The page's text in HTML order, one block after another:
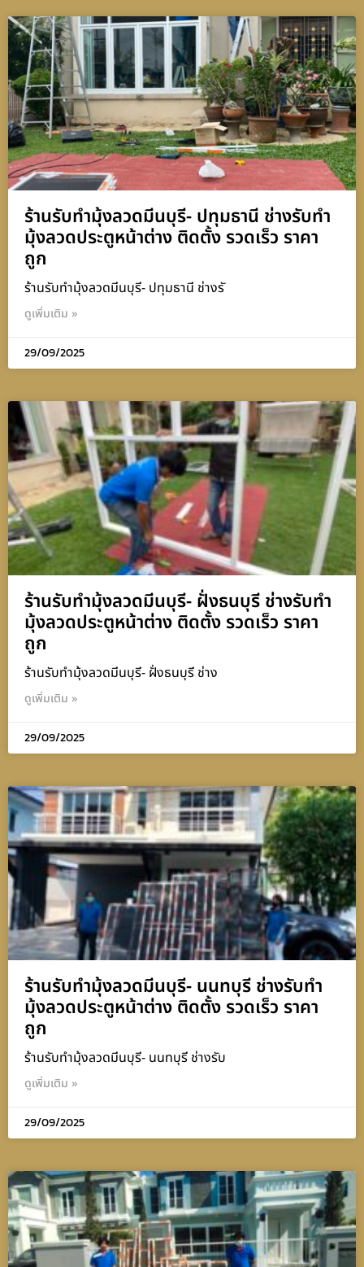
ร้านรับทำมุ้งลวดมีนบุรี- ปทุมธานี ช่างรับทำ
มุ้งลวดประตูหน้าต่าง ติดตั้ง รวดเร็ว ราคา
ถูก
ร้านรับทำมุ้งลวดมีนบุรี- ปทุมธานี ช่างรั
ดูเพิ่มเติม »
29/09/2025
ร้านรับทำมุ้งลวดมีนบุรี- ฝั่งธนบุรี ช่างรับทำ
มุ้งลวดประตูหน้าต่าง ติดตั้ง รวดเร็ว ราคา
ถูก
ร้านรับทำมุ้งลวดมีนบุรี- ฝั่งธนบุรี ช่าง
ดูเพิ่มเติม »
29/09/2025
ร้านรับทำมุ้งลวดมีนบุรี- นนทบุรี ช่างรับทำ
มุ้งลวดประตูหน้าต่าง ติดตั้ง รวดเร็ว ราคา
ถูก
ร้านรับทำมุ้งลวดมีนบุรี- นนทบุรี ช่างรับ
ดูเพิ่มเติม »
29/09/2025